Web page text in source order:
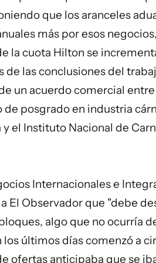
que los aranceles
más por esos
la cuota Hilton se
de las conclusiones del
un acuerdo comercial
posgrado en industria
el Instituto Nacional de
Internacionales e
El Observador que "debe
algo que no ocurría
últimos días comenzó a
ofertas anticipaba que se